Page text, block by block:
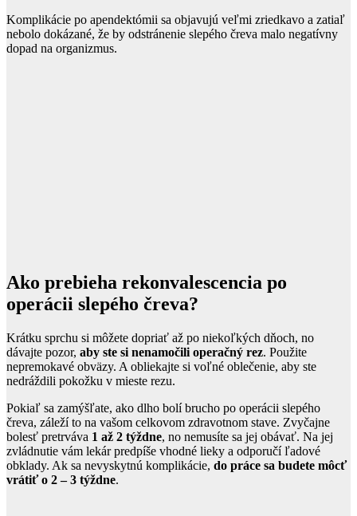
Komplikácie po apendektómii sa objavujú veľmi zriedkavo a zatiaľ
nebolo dokázané, že by odstránenie slepého čreva malo negatívny
dopad na organizmus.
Ako prebieha rekonvalescencia po
operácii slepého čreva?
Krátku sprchu si môžete dopriať až po niekoľkých dňoch, no
dávajte pozor, aby ste si nenamočili operačný rez. Použite
nepremokavé obväzy. A obliekajte si voľné oblečenie, aby ste
nedráždili pokožku v mieste rezu.
Pokiaľ sa zamýšľate, ako dlho bolí brucho po operácii slepého
čreva, záleží to na vašom celkovom zdravotnom stave. Zvyčajne
bolesť pretrváva 1 až 2 týždne, no nemusíte sa jej obávať. Na jej
zvládnutie vám lekár predpíše vhodné lieky a odporučí ľadové
obklady. Ak sa nevyskytnú komplikácie, do práce sa budete môcť
vrátiť o 2 – 3 týždne.